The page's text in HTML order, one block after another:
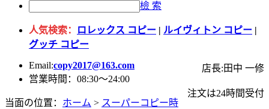
檢 索
人気検索： ロレックス コピー | ルイヴィトン コピー |
グッチ コピー
Email:copy2017@163.com
店長:田中 一修
営業時間：08:30～24:00
注文は24時間受付
当面の位置： ホーム > スーパーコピー時